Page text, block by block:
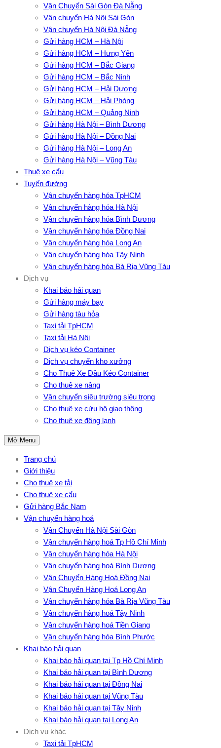
Vận Chuyển Sài Gòn Đà Nẵng
Vận chuyển Hà Nội Sài Gòn
Vận chuyển Hà Nội Đà Nẵng
Gửi hàng HCM – Hà Nội
Gửi hàng HCM – Hưng Yên
Gửi hàng HCM – Bắc Giang
Gửi hàng HCM – Bắc Ninh
Gửi hàng HCM – Hải Dương
Gửi hàng HCM – Hải Phòng
Gửi hàng HCM – Quảng Ninh
Gửi hàng Hà Nội – Bình Dương
Gửi hàng Hà Nội – Đồng Nai
Gửi hàng Hà Nội – Long An
Gửi hàng Hà Nội – Vũng Tàu
Thuê xe cẩu
Tuyến đường
Vận chuyển hàng hóa TpHCM
Vận chuyển hàng hóa Hà Nội
Vận chuyển hàng hóa Bình Dương
Vận chuyển hàng hóa Đồng Nai
Vận chuyển hàng hóa Long An
Vận chuyển hàng hóa Tây Ninh
Vận chuyển hàng hóa Bà Rịa Vũng Tàu
Dịch vụ
Khai báo hải quan
Gửi hàng máy bay
Gửi hàng tàu hỏa
Taxi tải TpHCM
Taxi tải Hà Nội
Dịch vụ kéo Container
Dịch vụ chuyển kho xưởng
Cho Thuê Xe Đầu Kéo Container
Cho thuê xe nâng
Vận chuyển siêu trường siêu trọng
Cho thuê xe cứu hộ giao thông
Cho thuê xe đông lạnh
Mở Menu
Trang chủ
Giới thiệu
Cho thuê xe tải
Cho thuê xe cẩu
Gửi hàng Bắc Nam
Vận chuyển hàng hoá
Vận Chuyển Hà Nội Sài Gòn
Vận chuyển hàng hoá Tp Hồ Chí Minh
Vận chuyển hàng hóa Hà Nội
Vận chuyển hàng hoá Bình Dương
Vận Chuyển Hàng Hoá Đồng Nai
Vận Chuyển Hàng Hoá Long An
Vận chuyển hàng hóa Bà Rịa Vũng Tàu
Vận chuyển hàng hoá Tây Ninh
Vận chuyển hàng hoá Tiền Giang
Vận chuyển hàng hóa Bình Phước
Khai báo hải quan
Khai báo hải quan tại Tp Hồ Chí Minh
Khai báo hải quan tại Bình Dương
Khai báo hải quan tại Đồng Nai
Khai báo hải quan tại Vũng Tàu
Khai báo hải quan tại Tây Ninh
Khai báo hải quan tại Long An
Dịch vụ khác
Taxi tải TpHCM